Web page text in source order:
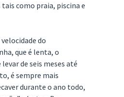
como praia, piscina e
do
que é lenta, o
de seis meses até
é sempre mais
durante o ano todo,